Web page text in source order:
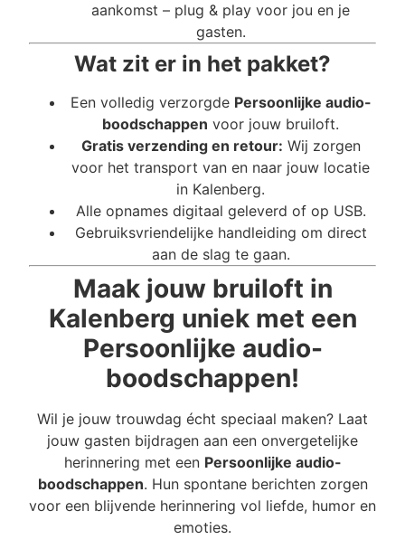
aankomst – plug & play voor jou en je
gasten.
Wat zit er in het pakket?
Een volledig verzorgde Persoonlijke audio-
boodschappen voor jouw bruiloft.
Gratis verzending en retour: Wij zorgen
voor het transport van en naar jouw locatie
in Kalenberg.
Alle opnames digitaal geleverd of op USB.
Gebruiksvriendelijke handleiding om direct
aan de slag te gaan.
Maak jouw bruiloft in
Kalenberg uniek met een
Persoonlijke audio-
boodschappen!
Wil je jouw trouwdag écht speciaal maken? Laat
jouw gasten bijdragen aan een onvergetelijke
herinnering met een Persoonlijke audio-
boodschappen. Hun spontane berichten zorgen
voor een blijvende herinnering vol liefde, humor en
emoties.